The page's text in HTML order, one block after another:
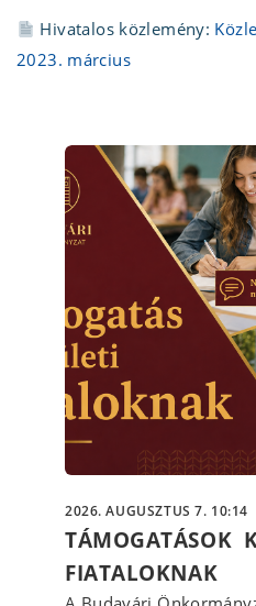
Hivatalos közlemény:
2023. március
2026. AUGUSZTUS 7. 10:14
TÁMOGATÁSOK
FIATALOKNAK